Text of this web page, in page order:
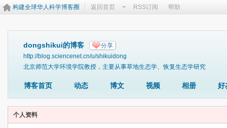
构建全球华人科学博客圈 返回首页 RSS订阅 帮助
dongshikui的博客 分享
http://blog.sciencenet.cn/u/shikuidong
北京师范大学环境学院教授，主要从事草地生态学、恢复生态学研究
博客首页 动态 博文 视频 相册 好
个人资料